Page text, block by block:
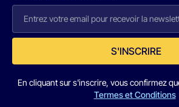
S'INSCRIRE
En cliquant sur s'inscrire, vous confirmez
Termes et Conditions